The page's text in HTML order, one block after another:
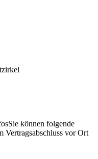
Sie können folgende
Vertragsabschluss vor Ort